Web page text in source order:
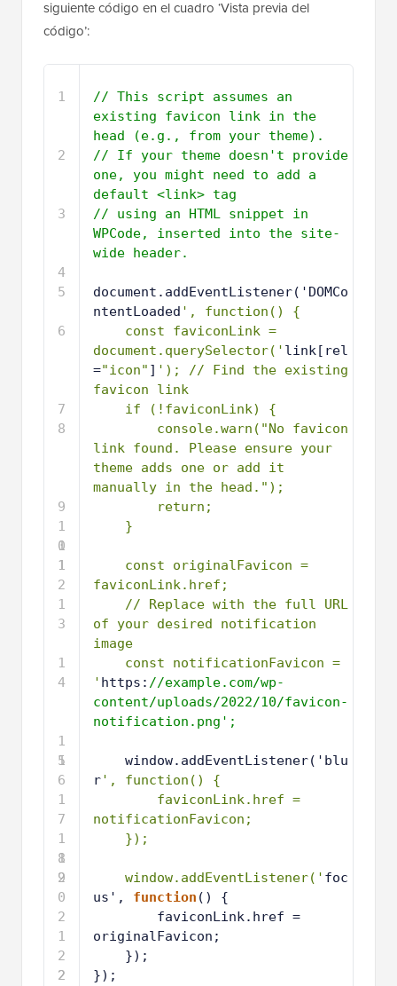
siguiente código en el cuadro ‘Vista previa del
código’:
1
2
3
4
5
6
7
8
9
1
0
1
1
1
2
1
3
1
4
1
5
1
6
1
7
1
8
1
9
2
0
2
1
2
2
2
// This script assumes an
existing favicon link in the
head (e.g., from your theme).
// If your theme doesn't provide
one, you might need to add a
default <link> tag
// using an HTML snippet in
WPCode, inserted into the site-
wide header.
document.addEventListener('DOMCo
ntentLoaded ', function() {
const faviconLink =
document.querySelector(' link[rel
="icon" ] '); // Find the existing
favicon link
if (!faviconLink) {
console.warn("No favicon
link found. Please ensure your
theme adds one or add it
manually in the head.");
return;
}
const originalFavicon =
faviconLink.href;
// Replace with the full URL
of your desired notification
image
const notificationFavicon =
' https: //example.com/wp-
content/uploads/2022/10/favicon-
notification.png';
window.addEventListener('blu
r', function() {
faviconLink.href =
notificationFavicon;
});
window.addEventListener(' foc
us', function () {
faviconLink.href =
originalFavicon;
});
});